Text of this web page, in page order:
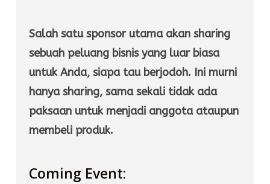
Salah satu sponsor utama akan sharing
sebuah peluang bisnis yang luar biasa
untuk Anda, siapa tau berjodoh. Ini murni
hanya sharing, sama sekali tidak ada
paksaan untuk menjadi anggota ataupun
membeli produk.
Coming Event: